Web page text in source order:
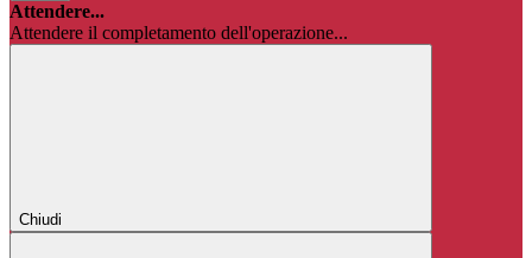
Attendere...
Attendere il completamento dell'operazione...
Chiudi